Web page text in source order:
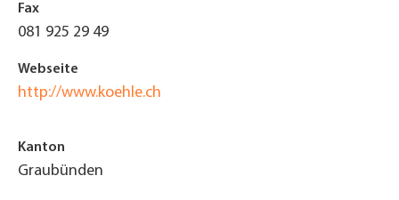
Fax
081 925 29 49
Webseite
http://www.koehle.ch
Kanton
Graubünden